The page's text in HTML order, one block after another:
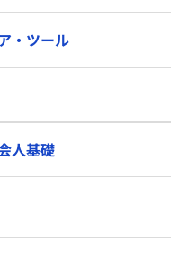
・ツール
人基礎